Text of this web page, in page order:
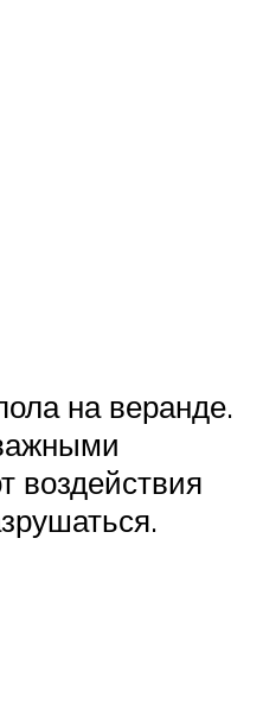
на веранде.
воздействия